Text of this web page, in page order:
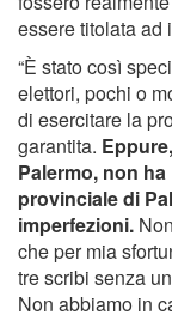
essere titolata ad
“È stato così
elettori, pochi o
di esercitare la
garantita.
Palermo, non
provinciale di
imperfezioni.
che per mia
tre scribi senza
Non abbiamo in